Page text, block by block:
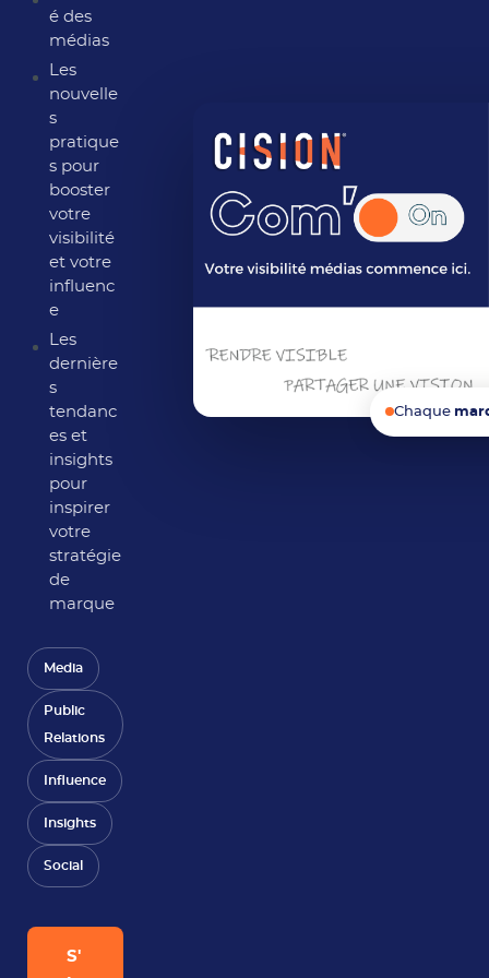
é des
médias
Les
nouvelle
s
pratique
s pour
booster
votre
visibilité
et votre
influenc
e
Les
dernière
s
tendanc
es et
insights
pour
inspirer
votre
stratégie
de
marque
Media
Public
Relations
Influence
Insights
Social
S'
Chaque